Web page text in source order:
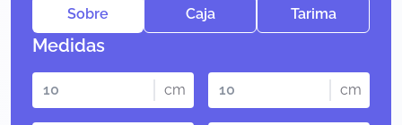
Sobre Caja Tarima
Medidas
cm cm